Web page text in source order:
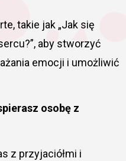
takie jak „Jak się
aby stworzyć
emocji i umożliwić
osobę z
z przyjaciółmi i